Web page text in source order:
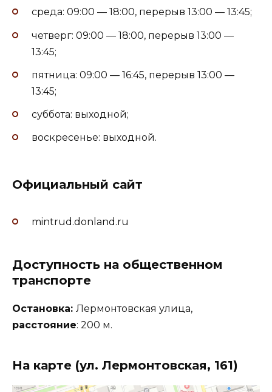
среда: 09:00 — 18:00, перерыв 13:00 — 13:45;
четверг: 09:00 — 18:00, перерыв 13:00 —
13:45;
пятница: 09:00 — 16:45, перерыв 13:00 —
13:45;
суббота: выходной;
воскресенье: выходной.
Официальный сайт
mintrud.donland.ru
Доступность на общественном
транспорте
Остановка: Лермонтовская улица,
расстояние: 200 м.
На карте (ул. Лермонтовская, 161)